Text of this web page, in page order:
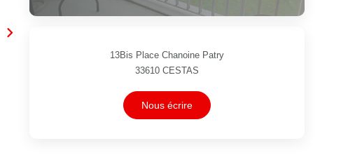
13Bis Place Chanoine Patry
33610 CESTAS
Nous écrire